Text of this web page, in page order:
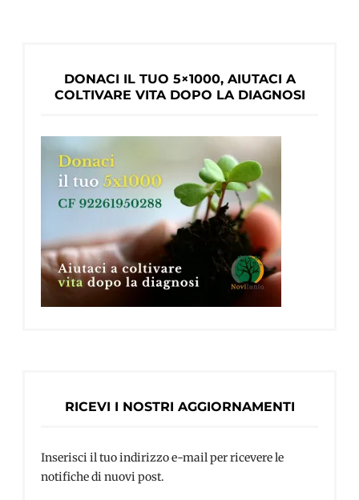
DONACI IL TUO 5×1000, AIUTACI A
COLTIVARE VITA DOPO LA DIAGNOSI
RICEVI I NOSTRI AGGIORNAMENTI
Inserisci il tuo indirizzo e-mail per ricevere le
notifiche di nuovi post.